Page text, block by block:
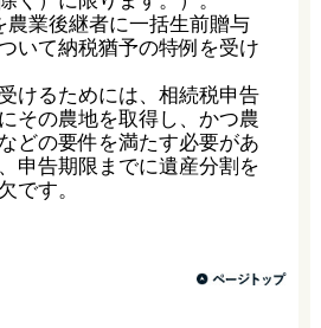
農業後継者に一括生前贈与
いて納税猶予の特例を受け
けるためには、相続税申告
その農地を取得し、かつ農
どの要件を満たす必要があ
申告期限までに遺産分割を
です。